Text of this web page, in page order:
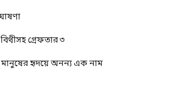
গ্রেফতার ৩
মানুষের হৃদয়ে অনন্য এক নাম